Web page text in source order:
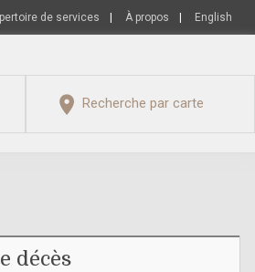
de services À propos English
Recherche par carte
décès